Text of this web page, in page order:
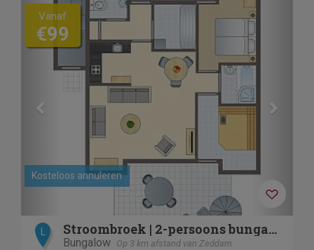
Previous
Kosteloos annuleren
Vanaf
€99
L Stroombroek | 2-persoons bungalow | 2L
Bungalow Op 3 km afstand van Zeddam